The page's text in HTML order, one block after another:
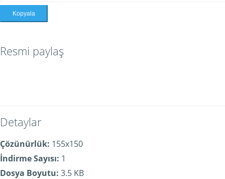
Kopyala
Resmi paylaş
Detaylar
Çözünürlük: 155x150
İndirme Sayısı: 1
Dosya Boyutu: 3.5 KB